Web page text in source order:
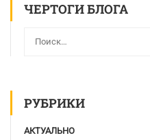
ЧЕРТОГИ БЛОГА
РУБРИКИ
АКТУАЛЬНО